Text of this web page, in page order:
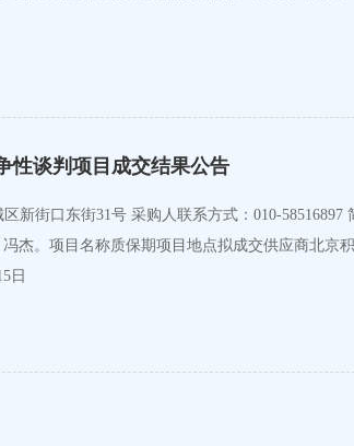
性谈判项目成交结果公告
杰。项目名称质保期项目地点拟成交供应商北
日